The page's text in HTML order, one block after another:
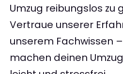
Umzug reibungslos zu
Vertraue unserer
unserem Fachwissen
machen deinen